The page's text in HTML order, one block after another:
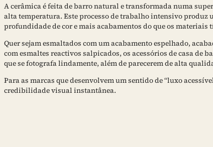
A cerâmica é feita de barro natural e transformada numa
alta temperatura. Este processo de trabalho intensivo
profundidade de cor e mais acabamentos do que os materiais
Quer sejam esmaltados com um acabamento espelhado,
com esmaltes reactivos salpicados, os acessórios de casa de
que se fotografa lindamente, além de parecerem de alta
Para as marcas que desenvolvem um sentido de “luxo
credibilidade visual instantânea.